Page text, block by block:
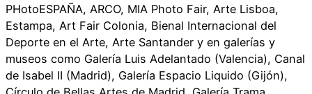
PHotoESPAÑA, ARCO, MIA Photo Fair, Arte Lisboa,
Estampa, Art Fair Colonia, Bienal Internacional del
Deporte en el Arte, Arte Santander y en galerías y
museos como Galería Luis Adelantado (Valencia), Canal
de Isabel II (Madrid), Galería Espacio Liquido (Gijón),